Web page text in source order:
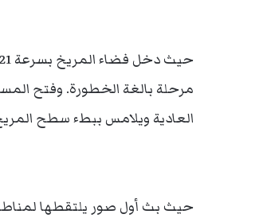
مرحلة بالغة الخطورة. وفتح
العادية ويلامس ببطء سطح
حيث بث أول صور يلتقطها